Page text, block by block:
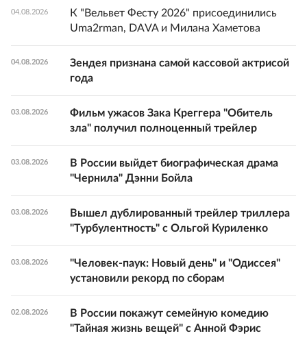
04.08.2026
К "Вельвет Фесту 2026" присоединились
Uma2rman, DAVA и Милана Хаметова
04.08.2026
Зендея признана самой кассовой актрисой
года
03.08.2026
Фильм ужасов Зака Креггера "Обитель
зла" получил полноценный трейлер
03.08.2026
В России выйдет биографическая драма
"Чернила" Дэнни Бойла
03.08.2026
Вышел дублированный трейлер триллера
"Турбулентность" с Ольгой Куриленко
03.08.2026
"Человек-паук: Новый день" и "Одиссея"
установили рекорд по сборам
02.08.2026
В России покажут семейную комедию
"Тайная жизнь вещей" с Анной Фэрис